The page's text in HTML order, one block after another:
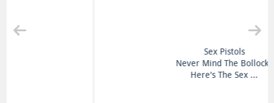
Never Mind The Bollocks